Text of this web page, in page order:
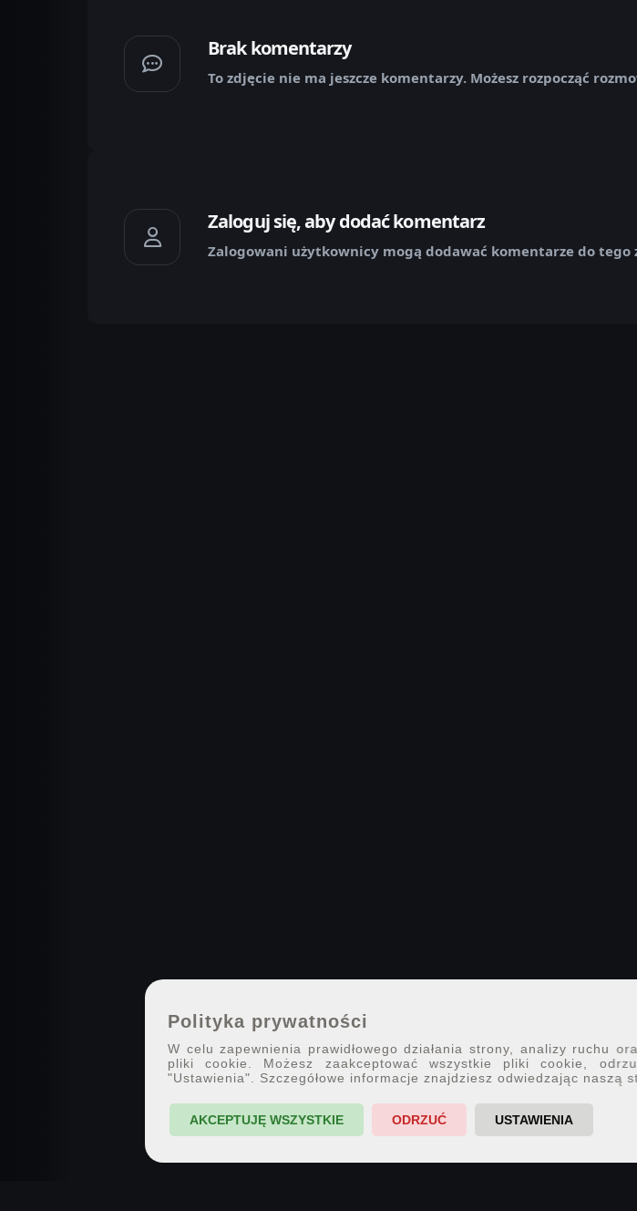
Brak komentarzy
To zdjęcie nie ma jeszcze komentarzy. Możesz rozpocząć
Zaloguj się, aby dodać komentarz
Zalogowani użytkownicy mogą dodawać komentarze do tego
Polityka prywatności
W celu zapewnienia prawidłowego działania strony, analizy ruchu
pliki cookie. Możesz zaakceptować wszystkie pliki cookie,
"Ustawienia". Szczegółowe informacje znajdziesz odwiedzając naszą
AKCEPTUJĘ WSZYSTKIE ODRZUĆ USTAWIENIA